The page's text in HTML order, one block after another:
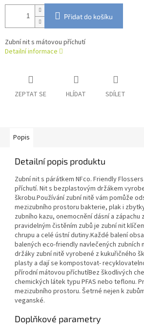
Přidat do košíku
Zubní nit s mátovou příchutí
Detailní informace
ZEPTAT SE HLÍDAT SDÍLET
Popis
Detailní popis produktu
Zubní nit s párátkem NFco. Friendly
příchutí. Nit s bezplastovým držákem
škrobu.Používání zubní nitě vám pomůže
mezizubního prostoru bakterie, plak i
zubního kazu, onemocnění dásní a zápachu
pravidelným čistěním zubů je zubní nit
chrupu a celé ústní dutiny.Každé balení
balených eco-friendly navlečených zubních
držáky zubní nitě vyrobené z kukuřičného
plasty a dají se kompostovat-
přírodní mátovou příchutíBez škodlivých
chemických látek typu PFAS nebo teflonu.
mezizubního prostoru. Šetrné nejen k
veganské.
Doplňkové parametry